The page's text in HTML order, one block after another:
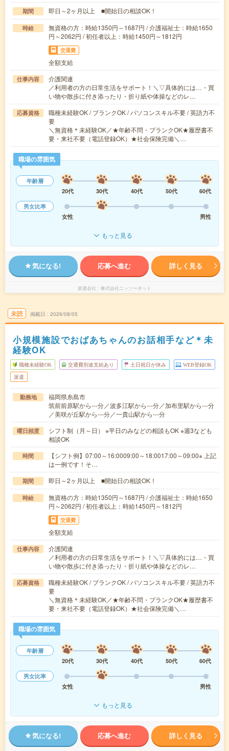
期間 即日～2ヶ月以上 ■開始日の相談OK！
時給
無資格の方：時給1350円～1687円 / 介護福祉士：時給1650
円～2062円 / 初任者以上：時給1450円～1812円
交通費
全額支給
仕事内容
介護関連
／利用者の方の日常生活をサポート！＼▽具体的には…・買
い物や散歩に付き添ったり・折り紙や体操などのレ…
応募資格
職種未経験OK / ブランクOK / パソコンスキル不要 / 英語力不
要
＼無資格＊未経験OK／★年齢不問・ブランクOK★履歴書不
要・来社不要（電話登録OK）★社会保険完備＼…
職場の雰囲気
年齢層
20代
30代 40代 50代
60代
男女比率
女性
男性
もっと見る
気になる! 応募へ進む 詳しく見る
派遣会社 株式会社ニッソーネット
未読 掲載日 2026/08/05
小規模施設でおばあちゃんのお話相手など＊未
経験OK
職種未経験OK 交通費別途支給あり 土日祝日が休み WEB登録OK
派遣
勤務地
福岡県糸島市
筑前前原駅から---分／波多江駅から---分／加布里駅から---分
／美咲が丘駅から---分／一貴山駅から---分
曜日頻度
シフト制（月～日） ※平日のみなどの相談もOK ※週3なども
相談OK
時間
【シフト例】07:00～16:0009:00～18:0017:00～09:00※ 上記
は一例です！そ…
期間 即日～2ヶ月以上 ■開始日の相談OK！
時給
無資格の方：時給1350円～1687円 / 介護福祉士：時給1650
円～2062円 / 初任者以上：時給1450円～1812円
交通費
全額支給
仕事内容
介護関連
／利用者の方の日常生活をサポート！＼▽具体的には…・買
い物や散歩に付き添ったり・折り紙や体操などのレ…
応募資格
職種未経験OK / ブランクOK / パソコンスキル不要 / 英語力不
要
＼無資格＊未経験OK／★年齢不問・ブランクOK★履歴書不
要・来社不要（電話登録OK）★社会保険完備＼…
職場の雰囲気
年齢層
20代
30代 40代 50代
60代
男女比率
女性
男性
もっと見る
気になる! 応募へ進む 詳しく見る